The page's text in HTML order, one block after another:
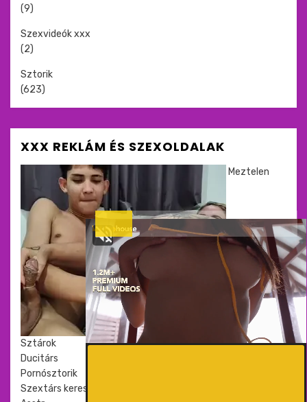
(9)
Szexvideók xxx
(2)
Sztorik
(623)
XXX REKLÁM ÉS SZEXOLDALAK
Meztelen
Sztárok
Ducitárs
Pornósztorik
Szextárs kereső